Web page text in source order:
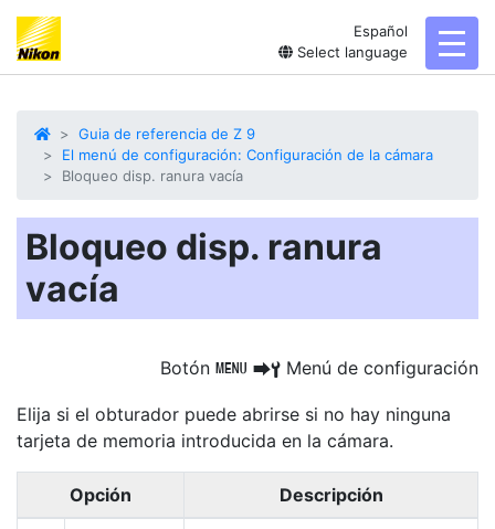
Español
Select language
Guia de referencia de Z 9
El menú de configuración: Configuración de la cámara
Bloqueo disp. ranura vacía
Bloqueo disp. ranura
vacía
Botón G UB Menú de configuración
Elija si el obturador puede abrirse si no hay ninguna
tarjeta de memoria introducida en la cámara.
Opción Descripción